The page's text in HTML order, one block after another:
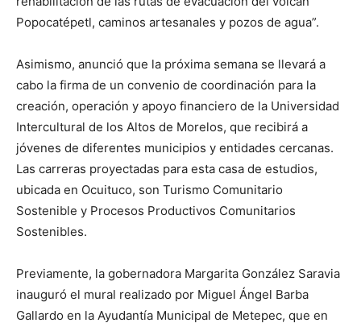
Popocatépetl, caminos artesanales y pozos de agua”.
Asimismo, anunció que la próxima semana se llevará a
cabo la firma de un convenio de coordinación para la
creación, operación y apoyo financiero de la Universidad
Intercultural de los Altos de Morelos, que recibirá a
jóvenes de diferentes municipios y entidades cercanas.
Las carreras proyectadas para esta casa de estudios,
ubicada en Ocuituco, son Turismo Comunitario
Sostenible y Procesos Productivos Comunitarios
Sostenibles.
Previamente, la gobernadora Margarita González Saravia
inauguró el mural realizado por Miguel Ángel Barba
Gallardo en la Ayudantía Municipal de Metepec, que en